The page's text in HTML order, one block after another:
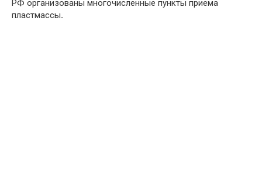
РФ организованы многочисленные пункты приема
пластмассы.